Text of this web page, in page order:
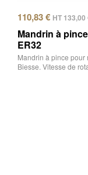
110,83€ HT 133,00
Mandrin à
ER32
Mandrin à pince pour
Biesse. Vitesse de